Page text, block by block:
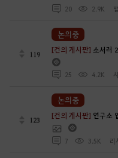
20 2.9K
119 [건의 게시판] 소서러
25 4.2K
논의중
123
[건의 게시판] 연구소
7 3.5K 리
논의중